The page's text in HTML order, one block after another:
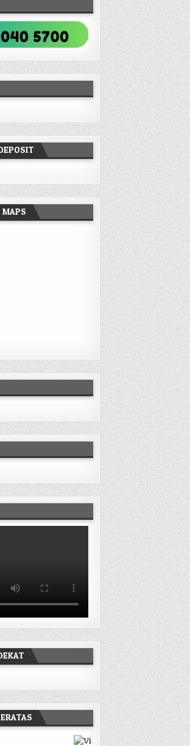
KELUARGA DAN ROMBONGAN
DAN ROMBONGAN
MAPS